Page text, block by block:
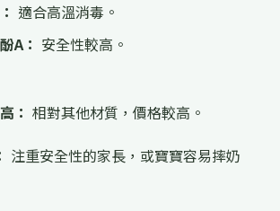
適合高溫消毒。
A： 安全性較高。
： 相對其他材質，價格較高。
注重安全性的家長，或寶寶容易摔奶